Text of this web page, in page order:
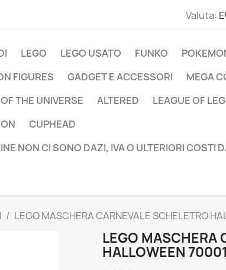
Valuta:
LEGO LEGO USATO FUNKO
FIGURES GADGET E ACCESSORI MEGA
THE UNIVERSE ALTERED LEAGUE OF
CUPHEAD
NON CI SONO DAZI, IVA O ULTERIORI COSTI
LEGO MASCHERA CARNEVALE SCHELETRO
LEGO MASCHERA
HALLOWEEN